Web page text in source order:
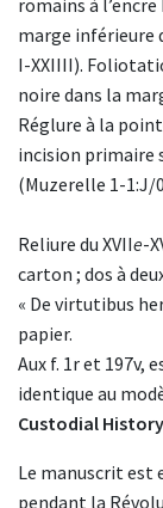
romains à l’encre
marge inférieure
I-XXIIII).
noire dans la
Réglure à la
incision primaire
(Muzerelle 1-1:J/
Reliure du XVIIe-
carton ; dos à
« De virtutibus
papier.
Aux f. 1r et 197v,
identique au
Custodial
Le manuscrit est
pendant la